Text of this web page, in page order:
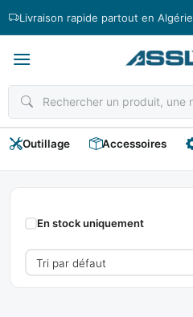
Livraison rapide partout en Algérie
Outillage Accessoires
IRBAL
En stock uniquement